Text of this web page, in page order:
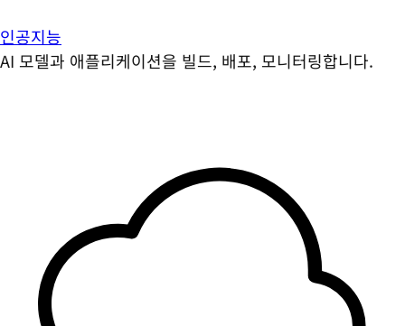
인공지능
AI 모델과 애플리케이션을 빌드, 배포, 모니터링합니다.